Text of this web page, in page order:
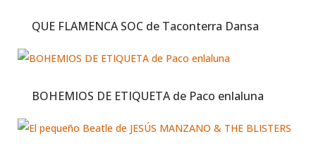
QUE FLAMENCA SOC de Taconterra Dansa
BOHEMIOS DE ETIQUETA de Paco enlaluna